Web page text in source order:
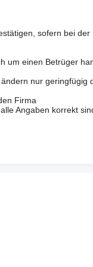
sofern bei
um einen Betrüger
nur geringfügig
Firma
Angaben korrekt